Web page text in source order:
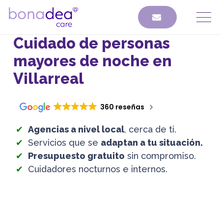
Cuidado de personas
mayores de noche en
Villarreal
360 reseñas
Agencias a nivel local, cerca de ti.
Servicios que se adaptan a tu situación.
Presupuesto gratuito sin compromiso.
Cuidadores nocturnos e internos.